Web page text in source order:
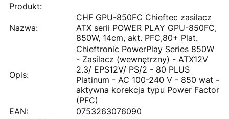
Produkt:
Nazwa:
CHF GPU-850FC Chieftec zasilacz
ATX serii POWER PLAY GPU-850FC,
850W, 14cm, akt. PFC,80+ Plat.
Opis:
Chieftronic PowerPlay Series 850W
- Zasilacz (wewnętrzny) - ATX12V
2.3/ EPS12V/ PS/2 - 80 PLUS
Platinum - AC 100-240 V - 850 wat -
aktywna korekcja typu Power Factor
(PFC)
EAN:
0753263076090